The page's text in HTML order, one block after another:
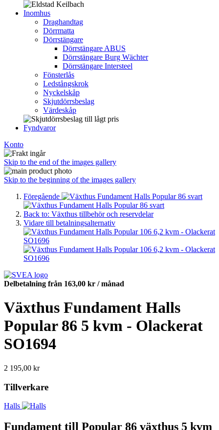
Inomhus
Draghandtag
Dörrmatta
Dörrstängare
Dörrstängare ABUS
Dörrstängare Burg Wächter
Dörrstängare Intersteel
Fönsterlås
Ledstångskrok
Nyckelskåp
Skjutdörrsbeslag
Värdeskåp
Fyndvaror
Konto
Skip to the end of the images gallery
Skip to the beginning of the images gallery
Föregående
Back to: Växthus tillbehör och reservdelar
Vidare till betalningsalternativ
Delbetalning från 163,00 kr / månad
Växthus Fundament Halls
Popular 86 5 kvm - Olackerat
SO1694
2 195,00 kr
Tillverkare
Halls
Fundament till Popular 86 växthus 5 kvm